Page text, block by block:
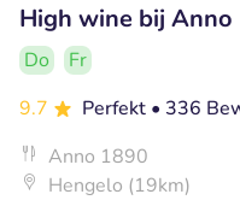
High wine bij
Do
Fr
9.7
Perfekt • 336
Anno 1890
Hengelo (19km)